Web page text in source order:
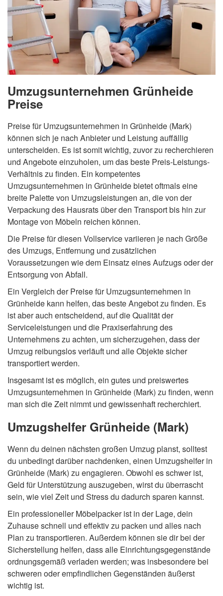
Umzugsunternehmen Grünheide
Preise
Preise für Umzugsunternehmen in Grünheide (Mark)
können sich je nach Anbieter und Leistung auffällig
unterscheiden. Es ist somit wichtig, zuvor zu recherchieren
und Angebote einzuholen, um das beste Preis-Leistungs-
Verhältnis zu finden. Ein kompetentes
Umzugsunternehmen in Grünheide bietet oftmals eine
breite Palette von Umzugsleistungen an, die von der
Verpackung des Hausrats über den Transport bis hin zur
Montage von Möbeln reichen können.
Die Preise für diesen Vollservice variieren je nach Größe
des Umzugs, Entfernung und zusätzlichen
Voraussetzungen wie dem Einsatz eines Aufzugs oder der
Entsorgung von Abfall.
Ein Vergleich der Preise für Umzugsunternehmen in
Grünheide kann helfen, das beste Angebot zu finden. Es
ist aber auch entscheidend, auf die Qualität der
Serviceleistungen und die Praxiserfahrung des
Unternehmens zu achten, um sicherzugehen, dass der
Umzug reibungslos verläuft und alle Objekte sicher
transportiert werden.
Insgesamt ist es möglich, ein gutes und preiswertes
Umzugsunternehmen in Grünheide (Mark) zu finden, wenn
man sich die Zeit nimmt und gewissenhaft recherchiert.
Umzugshelfer Grünheide (Mark)
Wenn du deinen nächsten großen Umzug planst, solltest
du unbedingt darüber nachdenken, einen Umzugshelfer in
Grünheide (Mark) zu engagieren. Obwohl es schwer ist,
Geld für Unterstützung auszugeben, wirst du überrascht
sein, wie viel Zeit und Stress du dadurch sparen kannst.
Ein professioneller Möbelpacker ist in der Lage, dein
Zuhause schnell und effektiv zu packen und alles nach
Plan zu transportieren. Außerdem können sie dir bei der
Sicherstellung helfen, dass alle Einrichtungsgegenstände
ordnungsgemäß verladen werden; was insbesondere bei
schweren oder empfindlichen Gegenständen äußerst
wichtig ist.